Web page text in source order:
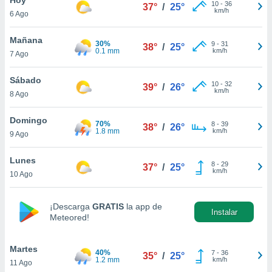
y
en
más
de
cookies
aceptar
6 Ago
37° / 25° 10- 36
km/h
Mañana
7 Ago
30%
0.1 mm
38° / 25° 9- 31
km/h
Sábado
8 Ago
39° / 26° 10- 32
km/h
Domingo
9 Ago
70%
1.8 mm
38° / 26° 8- 39
km/h
Lunes
10 Ago
37° / 25° 8- 29
km/h
¡Descarga GRATIS la app de
Meteored!
Instalar
Martes
11 Ago
40%
1.2 mm
35° / 25° 7- 36
km/h